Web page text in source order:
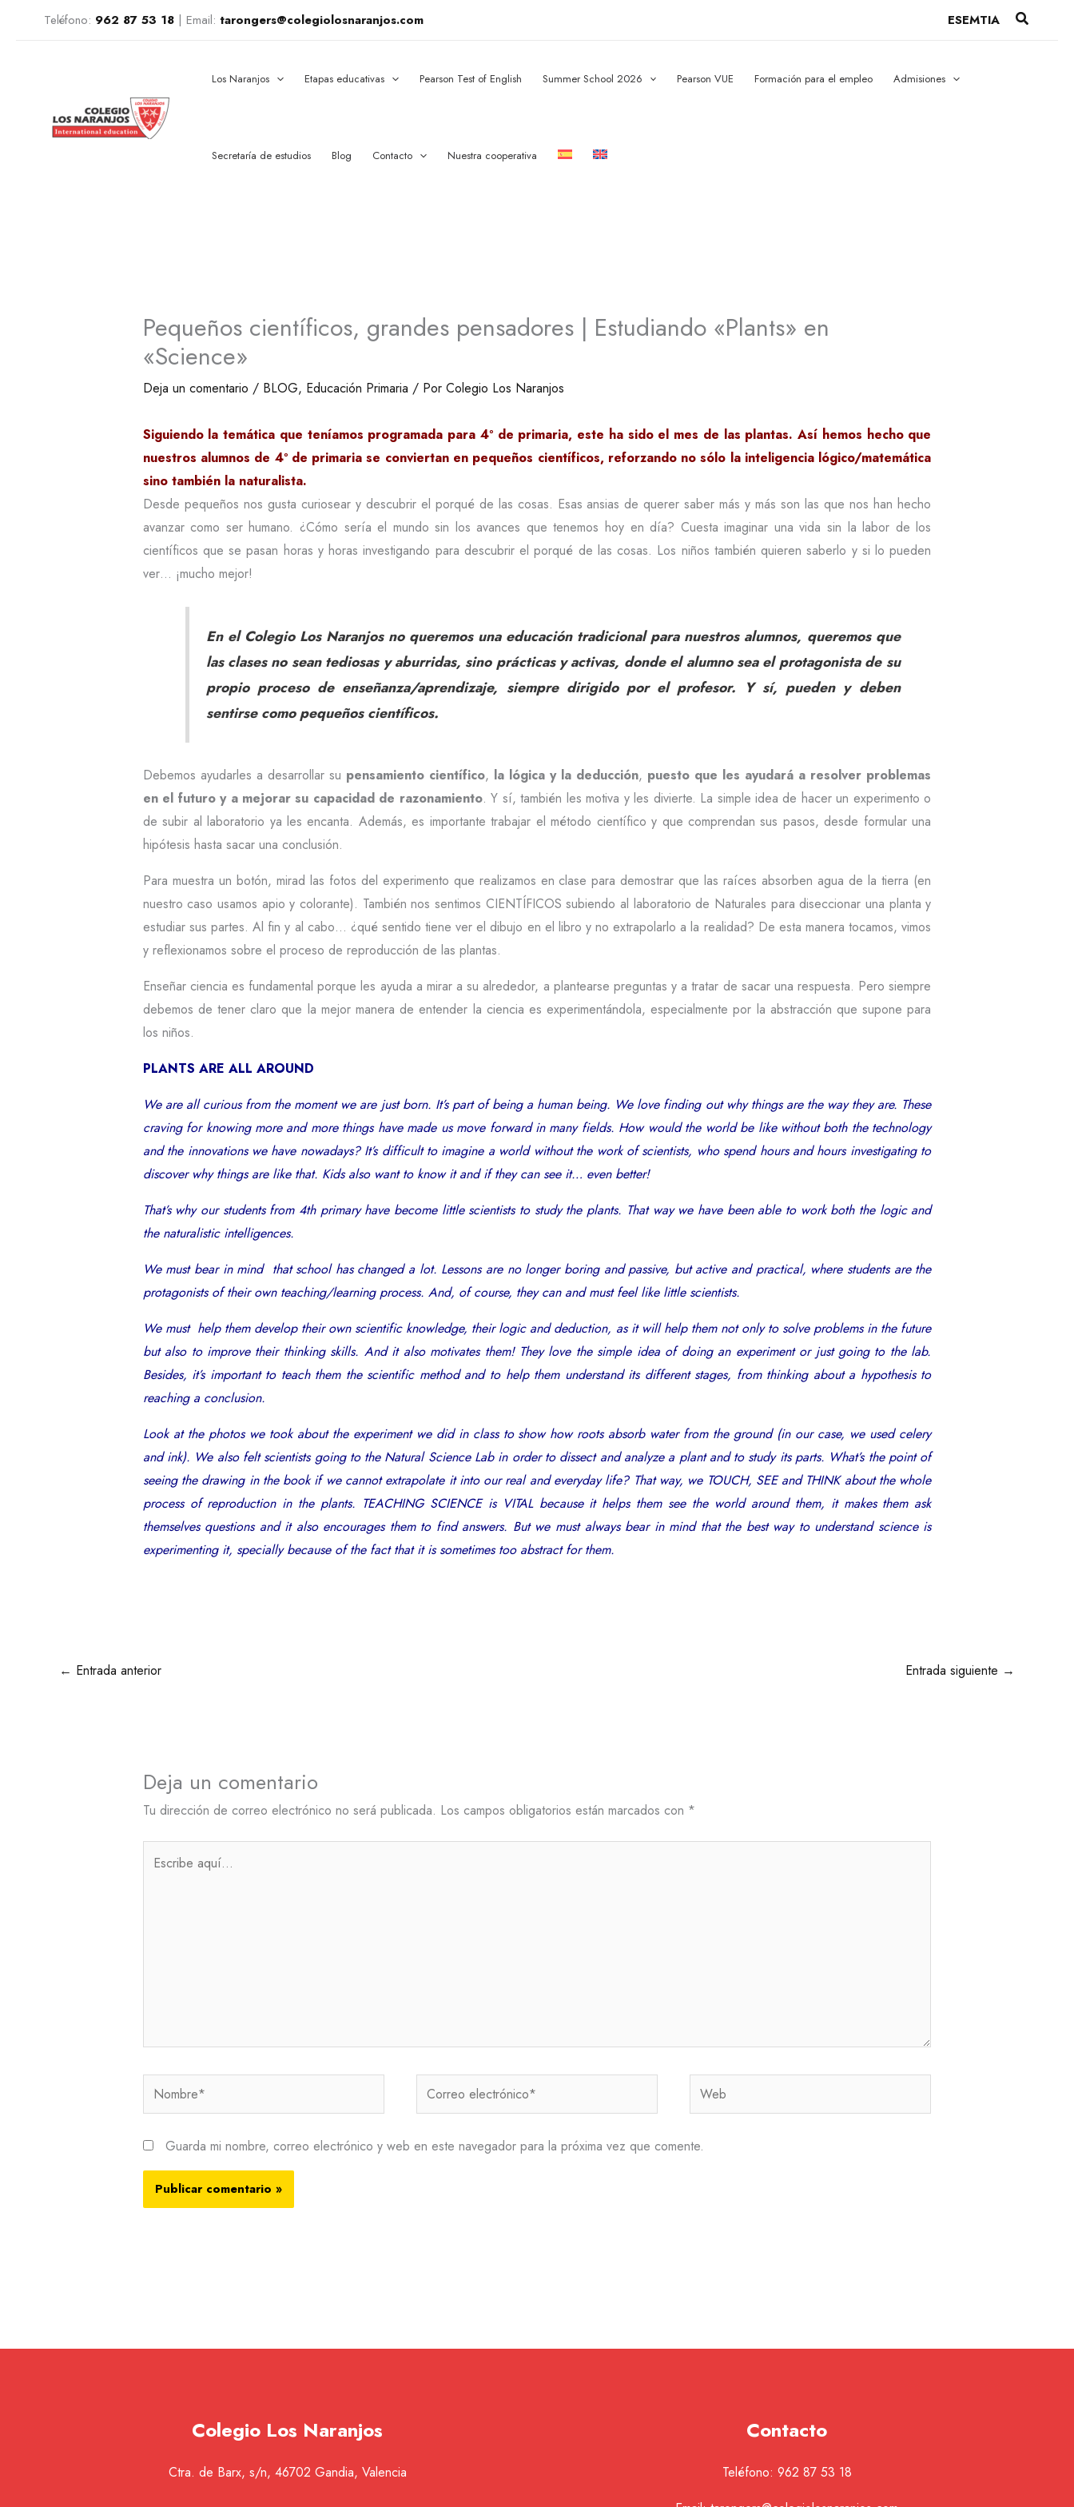
Teléfono: 962 87 53 18 | Email: tarongers@colegiolosnaranjos.com ESEMTIA Buscar
Los Naranjos Etapas educativas Pearson Test of English Summer School 2026 Pearson VUE Formación para el empleo Admisiones
Secretaría de estudios Blog Contacto Nuestra cooperativa
Pequeños científicos, grandes pensadores | Estudiando «Plants» en
«Science»
Deja un comentario / BLOG, Educación Primaria / Por Colegio Los Naranjos
Siguiendo la temática que teníamos programada para 4º de primaria, este ha sido el mes de las plantas. Así hemos hecho que
nuestros alumnos de 4º de primaria se conviertan en pequeños científicos, reforzando no sólo la inteligencia lógico/matemática
sino también la naturalista.
Desde pequeños nos gusta curiosear y descubrir el porqué de las cosas. Esas ansias de querer saber más y más son las que nos han hecho
avanzar como ser humano. ¿Cómo sería el mundo sin los avances que tenemos hoy en día? Cuesta imaginar una vida sin la labor de los
científicos que se pasan horas y horas investigando para descubrir el porqué de las cosas. Los niños también quieren saberlo y si lo pueden
ver… ¡mucho mejor!
En el Colegio Los Naranjos no queremos una educación tradicional para nuestros alumnos, queremos que
las clases no sean tediosas y aburridas, sino prácticas y activas, donde el alumno sea el protagonista de su
propio proceso de enseñanza/aprendizaje, siempre dirigido por el profesor. Y sí, pueden y deben
sentirse como pequeños científicos.
Debemos ayudarles a desarrollar su pensamiento científico, la lógica y la deducción, puesto que les ayudará a resolver problemas
en el futuro y a mejorar su capacidad de razonamiento. Y sí, también les motiva y les divierte. La simple idea de hacer un experimento o
de subir al laboratorio ya les encanta. Además, es importante trabajar el método científico y que comprendan sus pasos, desde formular una
hipótesis hasta sacar una conclusión.
Para muestra un botón, mirad las fotos del experimento que realizamos en clase para demostrar que las raíces absorben agua de la tierra (en
nuestro caso usamos apio y colorante). También nos sentimos CIENTÍFICOS subiendo al laboratorio de Naturales para diseccionar una planta y
estudiar sus partes. Al fin y al cabo… ¿qué sentido tiene ver el dibujo en el libro y no extrapolarlo a la realidad? De esta manera tocamos, vimos
y reflexionamos sobre el proceso de reproducción de las plantas.
Enseñar ciencia es fundamental porque les ayuda a mirar a su alrededor, a plantearse preguntas y a tratar de sacar una respuesta. Pero siempre
debemos de tener claro que la mejor manera de entender la ciencia es experimentándola, especialmente por la abstracción que supone para
los niños.
PLANTS ARE ALL AROUND
We are all curious from the moment we are just born. It’s part of being a human being. We love finding out why things are the way they are. These
craving for knowing more and more things have made us move forward in many fields. How would the world be like without both the technology
and the innovations we have nowadays? It’s difficult to imagine a world without the work of scientists, who spend hours and hours investigating to
discover why things are like that. Kids also want to know it and if they can see it… even better!
That’s why our students from 4th primary have become little scientists to study the plants. That way we have been able to work both the logic and
the naturalistic intelligences.
We must bear in mind that school has changed a lot. Lessons are no longer boring and passive, but active and practical, where students are the
protagonists of their own teaching/learning process. And, of course, they can and must feel like little scientists.
We must help them develop their own scientific knowledge, their logic and deduction, as it will help them not only to solve problems in the future
but also to improve their thinking skills. And it also motivates them! They love the simple idea of doing an experiment or just going to the lab.
Besides, it’s important to teach them the scientific method and to help them understand its different stages, from thinking about a hypothesis to
reaching a conclusion.
Look at the photos we took about the experiment we did in class to show how roots absorb water from the ground (in our case, we used celery
and ink). We also felt scientists going to the Natural Science Lab in order to dissect and analyze a plant and to study its parts. What’s the point of
seeing the drawing in the book if we cannot extrapolate it into our real and everyday life? That way, we TOUCH, SEE and THINK about the whole
process of reproduction in the plants. TEACHING SCIENCE is VITAL because it helps them see the world around them, it makes them ask
themselves questions and it also encourages them to find answers. But we must always bear in mind that the best way to understand science is
experimenting it, specially because of the fact that it is sometimes too abstract for them.
← Entrada anterior Entrada siguiente →
Deja un comentario
Tu dirección de correo electrónico no será publicada. Los campos obligatorios están marcados con *
Nombre*
Correo
electrónico*
Web
Guarda mi nombre, correo electrónico y web en este navegador para la próxima vez que comente.
Colegio Los Naranjos
Ctra. de Barx, s/n, 46702 Gandia, Valencia
Contacto
Teléfono: 962 87 53 18